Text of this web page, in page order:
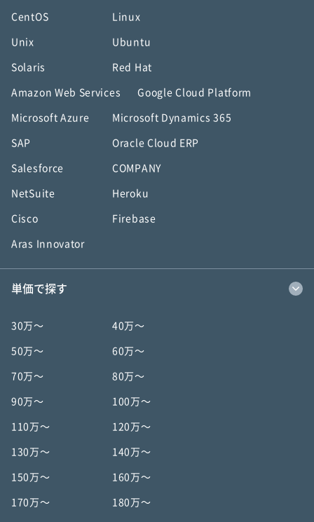
CentOS Linux
Unix Ubuntu
Solaris Red Hat
Amazon Web Services Google Cloud Platform
Microsoft Azure Microsoft Dynamics 365
SAP Oracle Cloud ERP
Salesforce COMPANY
NetSuite Heroku
Cisco Firebase
Aras Innovator
単価で探す
30万〜 40万〜
50万〜 60万〜
70万〜 80万〜
90万〜 100万〜
110万〜 120万〜
130万〜 140万〜
150万〜 160万〜
170万〜 180万〜